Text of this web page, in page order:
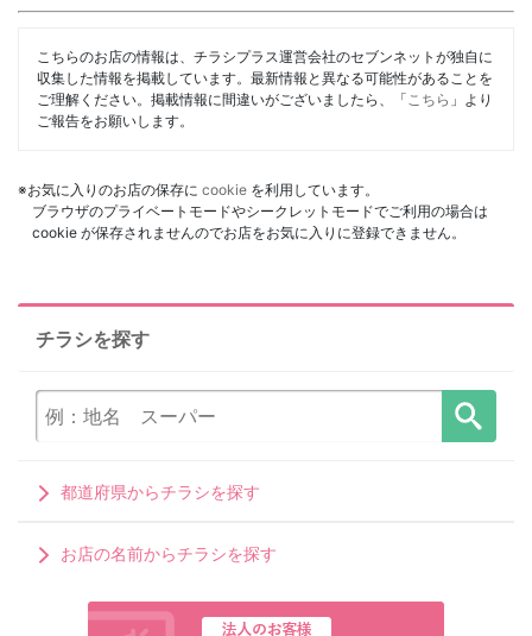
こちらのお店の情報は、チラシプラス運営会社のセブンネットが独自に
収集した情報を掲載しています。最新情報と異なる可能性があることを
ご理解ください。掲載情報に間違いがございましたら、「 こちら 」より
ご報告をお願いします。
※お気に入りのお店の保存に cookie を利用しています。
ブラウザのプライベートモードやシークレットモードでご利用の場合は
cookie が保存されませんのでお店をお気に入りに登録できません。
チラシを探す
都道府県からチラシを探す
お店の名前からチラシを探す